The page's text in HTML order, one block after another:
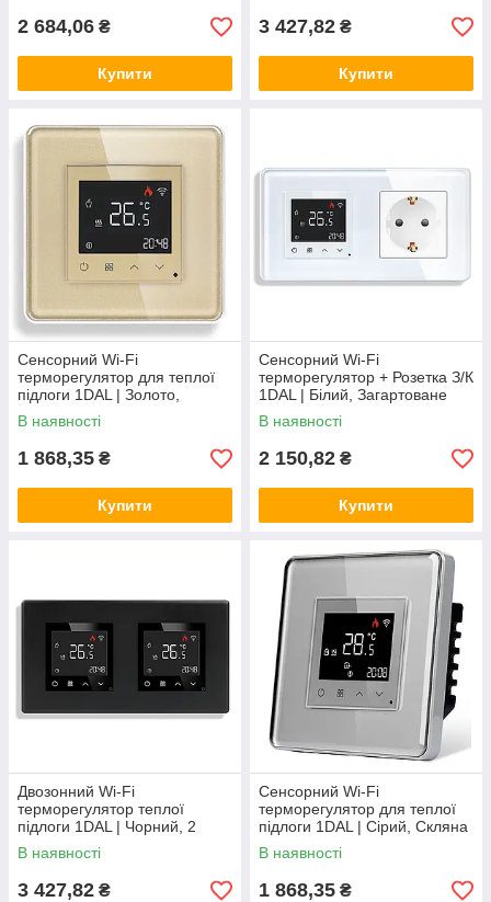
2 684,06 ₴
Купити
3 427,82 ₴
Купити
Сенсорний Wi-Fi
терморегулятор для теплої
підлоги 1DAL | Золото,
Скляна рамка (G86D-
TR.WF.GD)
В наявності
1 868,35 ₴
Купити
Сенсорний Wi-Fi
терморегулятор + Розетка З/К
1DAL | Білий, Загартоване
скло (G157D-TR.WF-ST.WT)
В наявності
2 150,82 ₴
Купити
Двозонний Wi-Fi
терморегулятор теплої
підлоги 1DAL | Чорний, 2
підрозетники (P157-
TRX2.WF.BL)
В наявності
3 427,82 ₴
Сенсорний Wi-Fi
терморегулятор для теплої
підлоги 1DAL | Сірий, Скляна
рамка (G86D-TR.WF.GR)
В наявності
1 868,35 ₴